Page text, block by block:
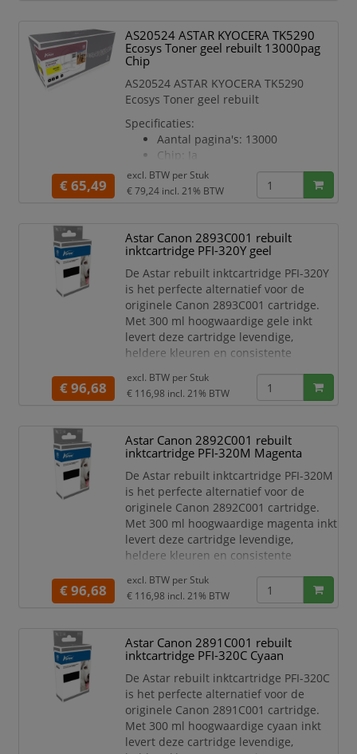
AS20524 ASTAR KYOCERA TK5290
Ecosys Toner geel rebuilt 13000pag
Chip
AS20524 ASTAR KYOCERA TK5290
Ecosys Toner geel rebuilt
Specificaties:
Aantal pagina's: 13000
Chip: Ja
Kleur: geel
Geschikt voor printermodel:
€ 65,49
excl. BTW per Stuk
€ 79,24 incl. 21% BTW
Astar Canon 2893C001 rebuilt
inktcartridge PFI-320Y geel
De Astar rebuilt inktcartridge PFI-320Y
is het perfecte alternatief voor de
originele Canon 2893C001 cartridge.
Met 300 ml hoogwaardige gele inkt
levert deze cartridge levendige,
heldere kleuren en consistente
toepassingen, posters, plattegronden
en technische tekeningen.
volledig functionele chip, waardoor
deze direct wordt herkend door de
printer en het inktniveau nauwk
€ 96,68
excl. BTW per Stuk
€ 116,98 incl. 21% BTW
Astar Canon 2892C001 rebuilt
inktcartridge PFI-320M Magenta
De Astar rebuilt inktcartridge PFI-320M
is het perfecte alternatief voor de
originele Canon 2892C001 cartridge.
Met 300 ml hoogwaardige magenta inkt
levert deze cartridge levendige,
heldere kleuren en consistente
toepassingen, posters, plattegronden
en technische tekeningen.
volledig functionele chip, waardoor
deze direct wordt herkend door de
printer en het inktniveau na
€ 96,68
excl. BTW per Stuk
€ 116,98 incl. 21% BTW
Astar Canon 2891C001 rebuilt
inktcartridge PFI-320C Cyaan
De Astar rebuilt inktcartridge PFI-320C
is het perfecte alternatief voor de
originele Canon 2891C001 cartridge.
Met 300 ml hoogwaardige cyaan inkt
levert deze cartridge levendige,